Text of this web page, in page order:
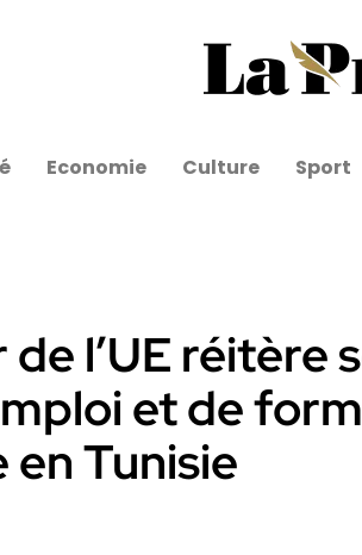
Economie Culture Sport
de l’UE réitère
et de
Tunisie